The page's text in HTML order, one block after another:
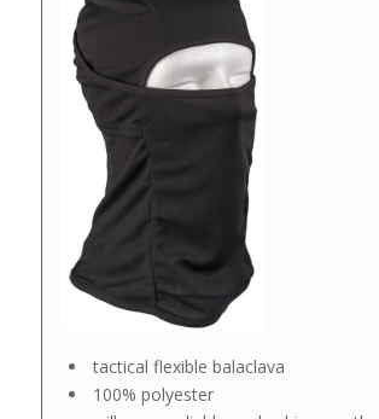
tactical flexible balaclava
100% polyester